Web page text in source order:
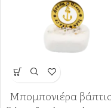
Μπομπονιέρα